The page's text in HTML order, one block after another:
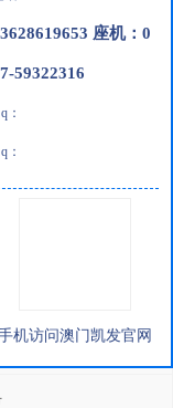
座机：0
59322316
：
：
机访问澳门凯发官网